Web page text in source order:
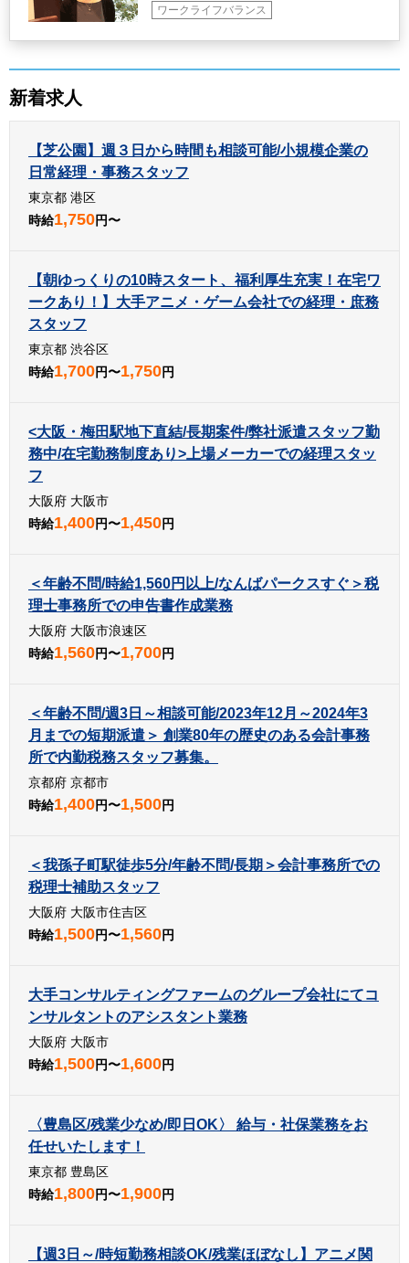
ワークライフバランス
新着求人
【芝公園】週３日から時間も相談可能/小規模企業の
日常経理・事務スタッフ
東京都 港区
時給1,750円〜
【朝ゆっくりの10時スタート、福利厚生充実！在宅ワ
ークあり！】大手アニメ・ゲーム会社での経理・庶務
スタッフ
東京都 渋谷区
時給1,700円〜1,750円
<大阪・梅田駅地下直結/長期案件/弊社派遣スタッフ勤
務中/在宅勤務制度あり>上場メーカーでの経理スタッ
フ
大阪府 大阪市
時給1,400円〜1,450円
＜年齢不問/時給1,560円以上/なんばパークスすぐ＞税
理士事務所での申告書作成業務
大阪府 大阪市浪速区
時給1,560円〜1,700円
＜年齢不問/週3日～相談可能/2023年12月～2024年3
月までの短期派遣＞ 創業80年の歴史のある会計事務
所で内勤税務スタッフ募集。
京都府 京都市
時給1,400円〜1,500円
＜我孫子町駅徒歩5分/年齢不問/長期＞会計事務所での
税理士補助スタッフ
大阪府 大阪市住吉区
時給1,500円〜1,560円
大手コンサルティングファームのグループ会社にてコ
ンサルタントのアシスタント業務
大阪府 大阪市
時給1,500円〜1,600円
〈豊島区/残業少なめ/即日OK〉 給与・社保業務をお
任せいたします！
東京都 豊島区
時給1,800円〜1,900円
【週3日～/時短勤務相談OK/残業ほぼなし】アニメ関